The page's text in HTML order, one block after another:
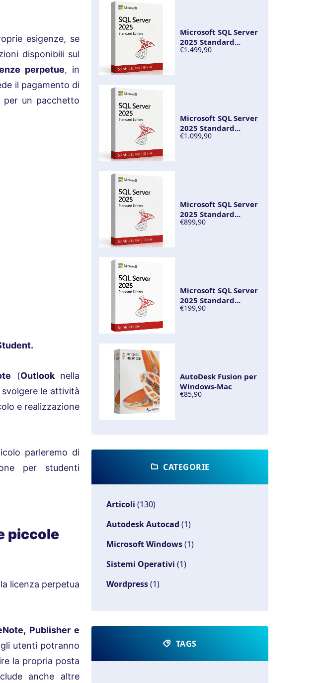
esigenze, se
disponibili sul
perpetue, in
il pagamento di
per un pacchetto
(Outlooknella
le attività
e realizzazione
parleremo di
per studenti
piccole
licenza perpetua
Publisher e
utenti potranno
la propria posta
anche altre
Microsoft SQL Server
2025 Standard...
€1.499,90
Microsoft SQL Server
2025 Standard...
€1.099,90
Microsoft SQL Server
2025 Standard...
€899,90
Microsoft SQL Server
2025 Standard...
€199,90
AutoDesk Fusion per
Windows-Mac
€85,90
CATEGORIE
Articoli (130)
Autodesk Autocad (1)
Microsoft Windows(1)
Sistemi Operativi (1)
Wordpress(1)
TAGS